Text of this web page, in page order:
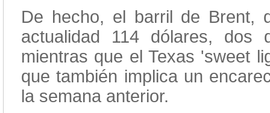
De hecho, el barril de Brent,
actualidad 114 dólares, dos
mientras que el Texas 'sweet
que también implica un
la semana anterior.